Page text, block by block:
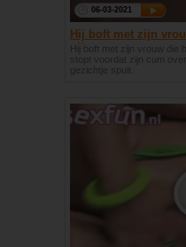
06-03-2021
Hij boft met zijn
pijpt
Hij boft met zijn vrouw die
stopt voordat zijn cum